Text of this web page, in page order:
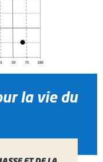
la vie du